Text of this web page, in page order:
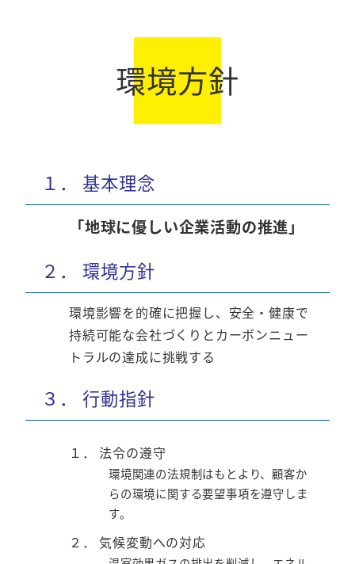
環境方針
１． 基本理念
「地球に優しい企業活動の推進」
２． 環境方針
環境影響を的確に把握し、安全・健康で
持続可能な会社づくりとカーボンニュー
トラルの達成に挑戦する
３． 行動指針
１． 法令の遵守
環境関連の法規制はもとより、顧客か
らの環境に関する要望事項を遵守しま
す。
２． 気候変動への対応